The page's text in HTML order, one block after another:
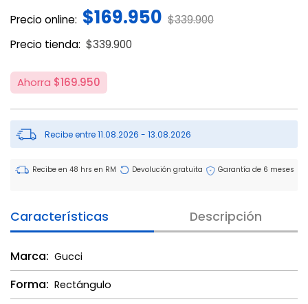
Precio online: $169.950 Price reduced from
$339.900to
Precio tienda:
Price reduced from
$339.900
Ahorra $169.950
Recibe entre 11.08.2026 - 13.08.2026
Recibe en 48 hrs en RM Devolución gratuita Garantía de 6 meses
Características Descripción
Marca: Gucci
Forma: Rectángulo